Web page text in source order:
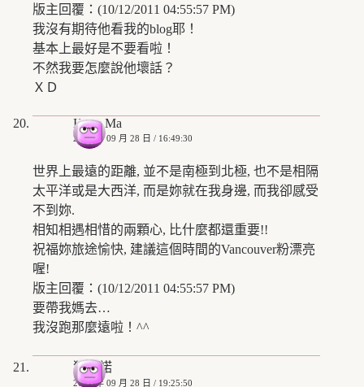
版主回覆：(10/12/2011 04:55:57 PM)
我沒有期待他看我的blog耶！
基本上最好是不要看啦！
不然我要怎麼說他壞話？
ＸＤ
Hank Ma
2008 年 09 月 28 日 / 16:49:30
世界上最遠的距離, 並不是南極到北極, 也不是相隔
太平洋或是大西洋, 而是妳就在我身邊, 而我卻感受
不到妳.
相知相遇相惜的兩顆心, 比什麼都還重要!!
祝福妳旅途愉快, 建議這個時間的Vancouver粉漂亮
喔!
版主回覆：(10/12/2011 04:55:57 PM)
要帶我媽去…
我沒跑那麼遠啦！^^
狄亞諾
2008 年 09 月 28 日 / 19:25:50